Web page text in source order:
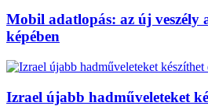
Mobil adatlopás: az új
képében
Izrael újabb hadműveleteket